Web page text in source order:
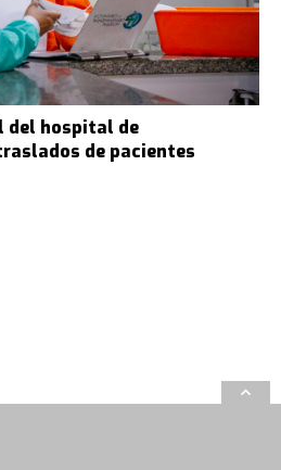
del hospital de
de pacientes